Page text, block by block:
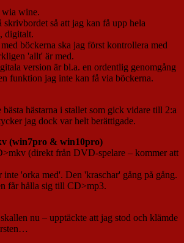
wia wine.
så att jag kan få upp hela
digitalt.
böckerna ska jag först kontrollera med
'allt' är med.
version är bl.a. en ordentlig genomgång
funktion jag inte kan få via böckerna.
hästarna i stallet som gick vidare till 2:a
jag dock var helt berättigade.
(win7pro & win10pro)
(direkt från DVD-spelare – kommer att
'orka med'. Den 'kraschar' gång på gång.
får hålla sig till CD>mp3.
nu – upptäckte att jag stod och klämde